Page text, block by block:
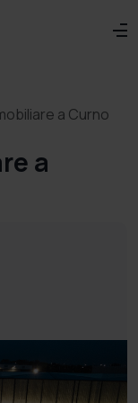
a Curno
a